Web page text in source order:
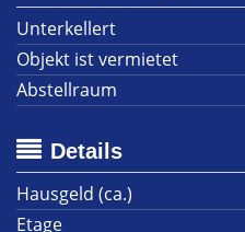
Unterkellert
Objekt ist vermietet
Abstellraum
Details
Hausgeld (ca.)
Etage